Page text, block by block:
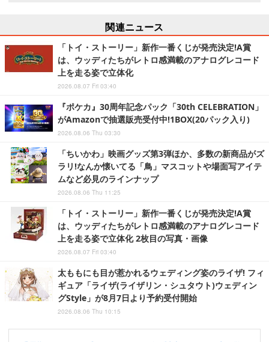
関連ニュース
「トイ・ストーリー」新作一番くじが発売決定!A賞
は、ウッディたちがレトロ感満載のアナログレコード
上を走る姿で立体化
2026.08.07 Fri 03:40
『ポケカ』30周年記念パック「30th CELEBRATION」
がAmazonで抽選販売受付中!1BOX(20パック入り)
2026.08.06 Thu 03:30
「ちいかわ」映画グッズ第3弾ほか、多数の新商品がズ
ラリ!なんか懐いてる「鳥」マスコットや場面写アイテ
ムなど必見のラインナップ
2026.08.06 Thu 11:25
「トイ・ストーリー」新作一番くじが発売決定!A賞
は、ウッディたちがレトロ感満載のアナログレコード
上を走る姿で立体化 2枚目の写真・画像
2026.08.07 Fri 03:40
太ももにも目が惹かれるウェディング姿のライザ! フィ
ギュア「ライザ(ライザリン・シュタウト)ウェディン
グStyle」が8月7日より予約受付開始
2026.08.06 Thu 10:15